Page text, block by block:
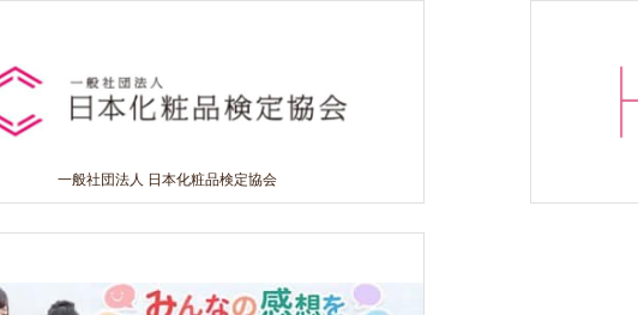
一般社団法人 日本化粧品検定協会